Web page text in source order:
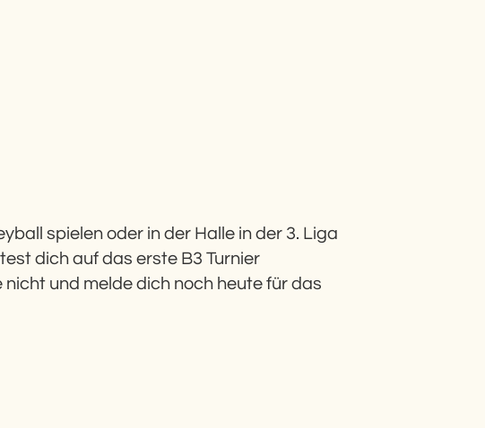
spielen oder in der Halle in der 3. Liga
dich auf das erste B3 Turnier
und melde dich noch heute für das